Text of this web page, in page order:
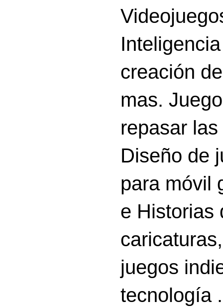
creación
mas.
repasar
Diseño de
para móvil
e Historias
juegos
tecnología